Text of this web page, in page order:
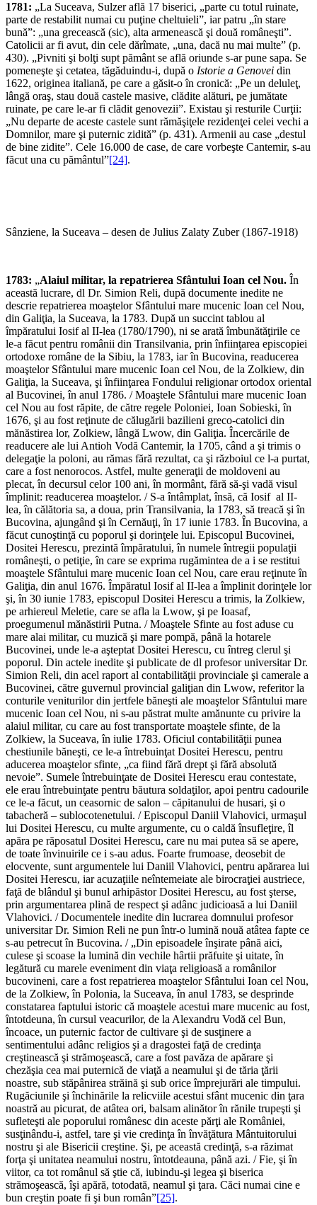
1781: „La Suceava, Sulzer află 17 biserici, „parte cu totul ruinate,
parte de restabilit numai cu puţine cheltuieli”, iar patru „în stare
bună”: „una grecească (sic), alta armenească şi două româneşti”.
Catolicii ar fi avut, din cele dărîmate, „una, dacă nu mai multe” (p.
430). „Pivniti şi bolţi supt pământ se află oriunde s-ar pune sapa. Se
pomeneşte şi cetatea, tăgăduindu-i, după o Istorie a Genovei din
1622, originea italiană, pe care a găsit-o în cronică: „Pe un deluleţ,
lângă oraş, stau două castele masive, clădite alături, pe jumătate
ruinate, pe care le-ar fi clădit genovezii”. Existau şi resturile Curţii:
„Nu departe de aceste castele sunt rămăşiţele rezidenţei celei vechi a
Domnilor, mare şi puternic zidită” (p. 431). Armenii au case „destul
de bine zidite”. Cele 16.000 de case, de care vorbeşte Cantemir, s-au
făcut una cu pământul”[24].
Sânziene, la Suceava – desen de Julius Zalaty Zuber (1867-1918)
1783: „Alaiul militar, la repatrierea Sfântului Ioan cel Nou. În
această lucrare, dl Dr. Simion Reli, după documente inedite ne
descrie repatrierea moaştelor Sfântului mare mucenic Ioan cel Nou,
din Galiţia, la Suceava, la 1783. După un succint tablou al
împăratului Iosif al II-lea (1780/1790), ni se arată îmbunătăţirile ce
le-a făcut pentru românii din Transilvania, prin înfiinţarea episcopiei
ortodoxe române de la Sibiu, la 1783, iar în Bucovina, readucerea
moaştelor Sfântului mare mucenic Ioan cel Nou, de la Zolkiew, din
Galiţia, la Suceava, şi înfiinţarea Fondului religionar ortodox oriental
al Bucovinei, în anul 1786. / Moaştele Sfântului mare mucenic Ioan
cel Nou au fost răpite, de către regele Poloniei, Ioan Sobieski, în
1676, şi au fost reţinute de călugării bazilieni greco-catolici din
mănăstirea lor, Zolkiew, lângă Lwow, din Galiţia. Încercările de
readucere ale lui Antioh Vodă Cantemir, la 1705, când a şi trimis o
delegaţie la poloni, au rămas fără rezultat, ca şi războiul ce l-a purtat,
care a fost nenorocos. Astfel, multe generaţii de moldoveni au
plecat, în decursul celor 100 ani, în mormânt, fără să-şi vadă visul
împlinit: readucerea moaştelor. / S-a întâmplat, însă, că Iosif al II-
lea, în călătoria sa, a doua, prin Transilvania, la 1783, să treacă şi în
Bucovina, ajungând şi în Cernăuţi, în 17 iunie 1783. În Bucovina, a
făcut cunoştinţă cu poporul şi dorinţele lui. Episcopul Bucovinei,
Dositei Herescu, prezintă împăratului, în numele întregii populaţii
româneşti, o petiţie, în care se exprima rugămintea de a i se restitui
moaştele Sfântului mare mucenic Ioan cel Nou, care erau reţinute în
Galiţia, din anul 1676. Împăratul Iosif al II-lea a împlinit dorinţele lor
şi, în 30 iunie 1783, episcopul Dositei Herescu a trimis, la Zolkiew,
pe arhiereul Meletie, care se afla la Lwow, şi pe Ioasaf,
proegumenul mănăstirii Putna. / Moaştele Sfinte au fost aduse cu
mare alai militar, cu muzică şi mare pompă, până la hotarele
Bucovinei, unde le-a aşteptat Dositei Herescu, cu întreg clerul şi
poporul. Din actele inedite şi publicate de dl profesor universitar Dr.
Simion Reli, din acel raport al contabilităţii provinciale şi camerale a
Bucovinei, către guvernul provincial galiţian din Lwow, referitor la
conturile veniturilor din jertfele băneşti ale moaştelor Sfântului mare
mucenic Ioan cel Nou, ni s-au păstrat multe amănunte cu privire la
alaiul militar, cu care au fost transportate moaştele sfinte, de la
Zolkiew, la Suceava, în iulie 1783. Oficiul contabilităţii punea
chestiunile băneşti, ce le-a întrebuinţat Dositei Herescu, pentru
aducerea moaştelor sfinte, „ca fiind fără drept şi fără absolută
nevoie”. Sumele întrebuinţate de Dositei Herescu erau contestate,
ele erau întrebuinţate pentru băutura soldaţilor, apoi pentru cadourile
ce le-a făcut, un ceasornic de salon – căpitanului de husari, şi o
tabacheră – sublocotenetului. / Episcopul Daniil Vlahovici, urmaşul
lui Dositei Herescu, cu multe argumente, cu o caldă însufleţire, îl
apăra pe răposatul Dositei Herescu, care nu mai putea să se apere,
de toate învinuirile ce i s-au adus. Foarte frumoase, deosebit de
elocvente, sunt argumentele lui Daniil Vlahovici, pentru apărarea lui
Dositei Herescu, iar acuzaţiile neîntemeiate ale birocraţiei austriece,
faţă de blândul şi bunul arhipăstor Dositei Herescu, au fost şterse,
prin argumentarea plină de respect şi adânc judicioasă a lui Daniil
Vlahovici. / Documentele inedite din lucrarea domnului profesor
universitar Dr. Simion Reli ne pun într-o lumină nouă atâtea fapte ce
s-au petrecut în Bucovina. / „Din episoadele înşirate până aici,
culese şi scoase la lumină din vechile hârtii prăfuite şi uitate, în
legătură cu marele eveniment din viaţa religioasă a românilor
bucovineni, care a fost repatrierea moaştelor Sfântului Ioan cel Nou,
de la Zolkiew, în Polonia, la Suceava, în anul 1783, se desprinde
constatarea faptului istoric că moaştele acestui mare mucenic au fost,
întotdeuna, în cursul veacurilor, de la Alexandru Vodă cel Bun,
încoace, un puternic factor de cultivare şi de susţinere a
sentimentului adânc religios şi a dragostei faţă de credinţa
creştinească şi strămoşească, care a fost pavăza de apărare şi
chezăşia cea mai puternică de viaţă a neamului şi de tăria ţării
noastre, sub stăpânirea străină şi sub orice împrejurări ale timpului.
Rugăciunile şi închinările la relicviile acestui sfânt mucenic din ţara
noastră au picurat, de atâtea ori, balsam alinător în rănile trupeşti şi
sufleteşti ale poporului românesc din aceste părţi ale României,
susţinându-i, astfel, tare şi vie credinţa în învăţătura Mântuitorului
nostru şi ale Bisericii creştine. Şi, pe această credinţă, s-a răzimat
forţa şi unitatea neamului nostru, întotdeauna, până azi. / Fie, şi în
viitor, ca tot românul să ştie că, iubindu-şi legea şi biserica
strămoşească, îşi apără, totodată, neamul şi ţara. Căci numai cine e
bun creştin poate fi şi bun român”[25].